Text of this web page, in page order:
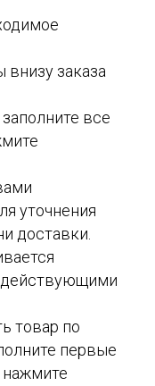
внизу заказа
все
уточнения
доставки.
действующими
товар по
первые
нажмите